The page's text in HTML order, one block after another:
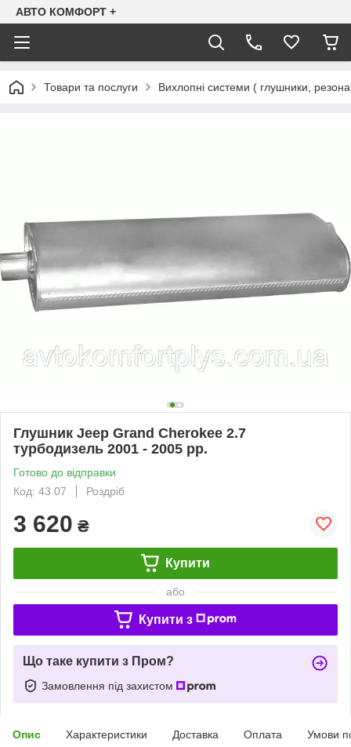
АВТО КОМФОРТ +
Товари та послуги Вихлопні системи ( глушники,
Глушник Jeep Grand Cherokee 2.7
турбодизель 2001 - 2005 рр.
Готово до відправки
Код: 43.07
Роздріб
3 620 ₴
Купити
або
Купити з
Що таке купити з Пром?
Замовлення під захистом
Опис Характеристики Доставка Оплата Умови